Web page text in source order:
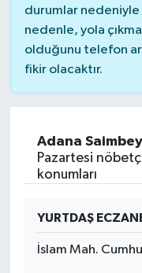
durumlar
nedenle, yola
olduğunu telefon
fikir olacaktır.
Adana
Pazartesi
konumları
YURTDAŞ
İslam Mah.